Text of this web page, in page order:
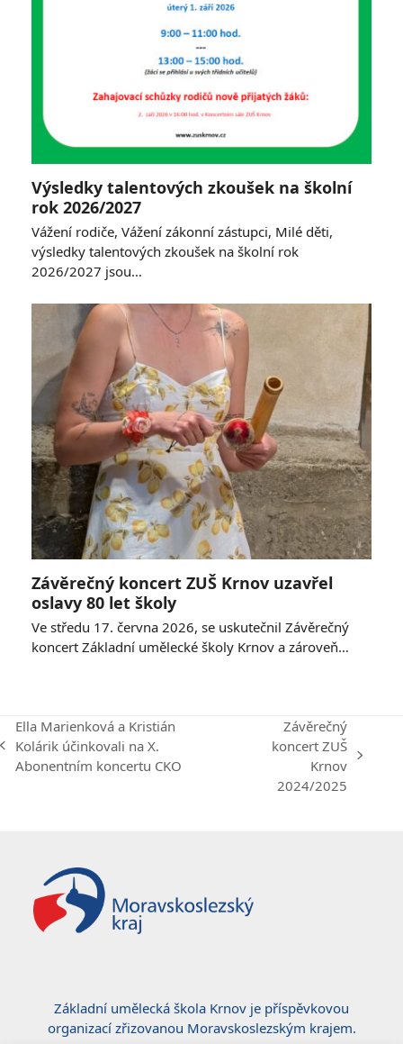
Výsledky talentových zkoušek na školní
rok 2026/2027
Vážení rodiče, Vážení zákonní zástupci, Milé děti,
výsledky talentových zkoušek na školní rok
2026/2027 jsou…
Závěrečný koncert ZUŠ Krnov uzavřel
oslavy 80 let školy
Ve středu 17. června 2026, se uskutečnil Závěrečný
koncert Základní umělecké školy Krnov a zároveň…
previous
post:
Ella Marienková a Kristián
Kolárik účinkovali na X.
Abonentním koncertu CKO
Závěrečný
koncert ZUŠ
Krnov
2024/2025
Základní umělecká škola Krnov je příspěvkovou
organizací zřizovanou Moravskoslezským krajem.